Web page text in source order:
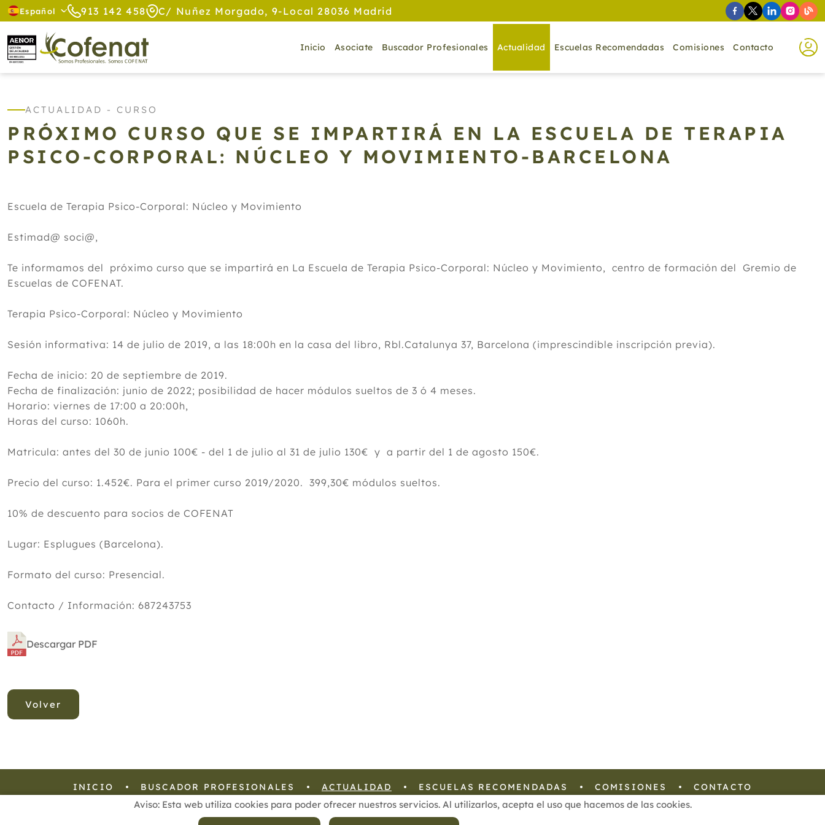
Español 913 142 458 C/ Nuñez Morgado, 9-Local 28036 Madrid
Inicio Asociate Buscador Profesionales Actualidad Escuelas Recomendadas Comisiones Contacto
ACTUALIDAD - CURSO
PRÓXIMO CURSO QUE SE IMPARTIRÁ EN LA ESCUELA DE TERAPIA
PSICO-CORPORAL: NÚCLEO Y MOVIMIENTO-BARCELONA
Escuela de Terapia Psico-Corporal: Núcleo y Movimiento
Estimad@ soci@,
Te informamos del próximo curso que se impartirá en La Escuela de Terapia Psico-Corporal: Núcleo y Movimiento, centro de formación del Gremio de
Escuelas de COFENAT.
Terapia Psico-Corporal: Núcleo y Movimiento
Sesión informativa: 14 de julio de 2019, a las 18:00h en la casa del libro, Rbl.Catalunya 37, Barcelona (imprescindible inscripción previa).
Fecha de inicio: 20 de septiembre de 2019.
Fecha de finalización: junio de 2022; posibilidad de hacer módulos sueltos de 3 ó 4 meses.
Horario: viernes de 17:00 a 20:00h,
Horas del curso: 1060h.
Matricula: antes del 30 de junio 100€ - del 1 de julio al 31 de julio 130€ y a partir del 1 de agosto 150€.
Precio del curso: 1.452€. Para el primer curso 2019/2020. 399,30€ módulos sueltos.
10% de descuento para socios de COFENAT
Lugar: Esplugues (Barcelona).
Formato del curso: Presencial.
Contacto / Información: 687243753
Descargar PDF
Volver
Aviso: Esta web utiliza cookies para poder ofrecer nuestros servicios. Al utilizarlos, acepta el uso que hacemos de las cookies.
INICIO BUSCADOR PROFESIONALES ACTUALIDAD ESCUELAS RECOMENDADAS COMISIONES CONTACTO
Aviso Legal Política de Privacidad de Datos